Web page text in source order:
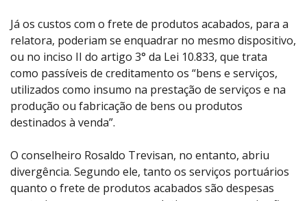
Já os custos com o frete de produtos acabados, para a
relatora, poderiam se enquadrar no mesmo dispositivo,
ou no inciso II do artigo 3° da Lei 10.833, que trata
como passíveis de creditamento os “bens e serviços,
utilizados como insumo na prestação de serviços e na
produção ou fabricação de bens ou produtos
destinados à venda”.
O conselheiro Rosaldo Trevisan, no entanto, abriu
divergência. Segundo ele, tanto os serviços portuários
quanto o frete de produtos acabados são despesas